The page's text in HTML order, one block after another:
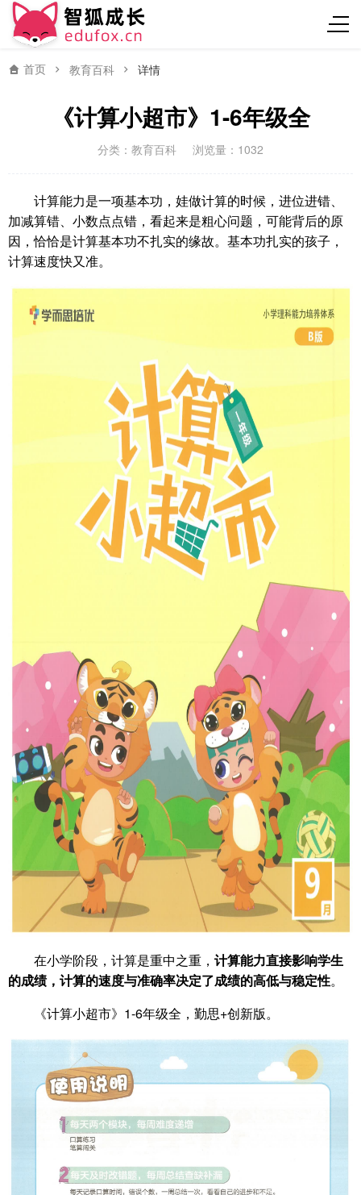
首页 教育百科 详情
《计算小超市》1-6年级全
分类： 教育百科 浏览量：1032
计算能力是一项基本功，娃做计算的时候，进位进错、
加减算错、小数点点错，看起来是粗心问题，可能背后的原
因，恰恰是计算基本功不扎实的缘故。基本功扎实的孩子，
计算速度快又准。
在小学阶段，计算是重中之重， 计算能力直接影响学生
的成绩，计算的速度与准确率决定了成绩的高低与稳定性。
《计算小超市》1-6年级全，勤思+创新版。